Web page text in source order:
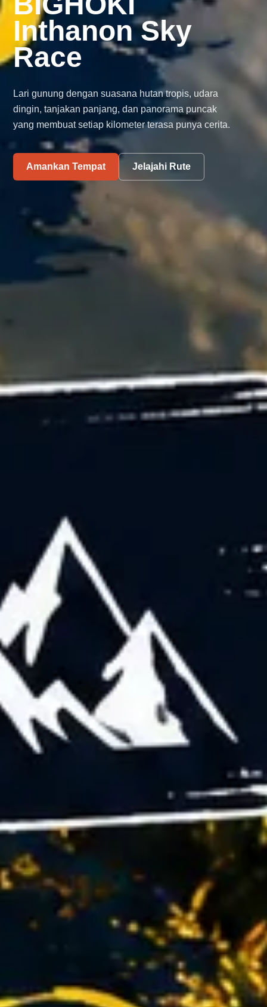
Inthanon Sky
Race
Lari gunung dengan suasana hutan tropis, udara
dingin, tanjakan panjang, dan panorama puncak
yang membuat setiap kilometer terasa punya cerita.
Amankan Tempat Jelajahi Rute